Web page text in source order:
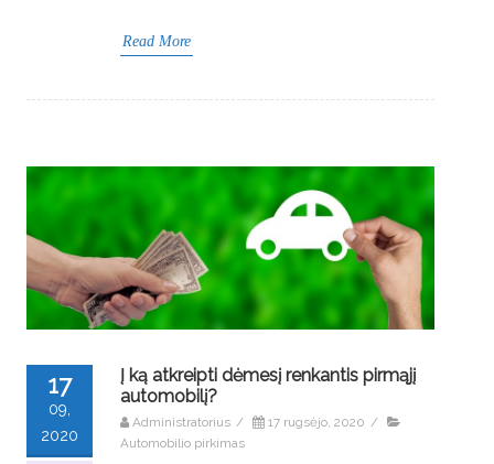
Read More
17
09,
2020
Į ką atkreipti dėmesį renkantis pirmąjį
automobilį?
Administratorius / 17 rugsėjo, 2020 /
Automobilio pirkimas